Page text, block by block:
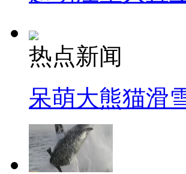
热点新闻
呆萌大熊猫滑